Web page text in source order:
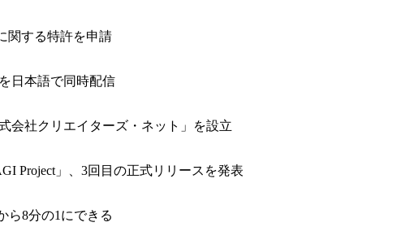
関する特許を申請
日本語で同時配信
会社クリエイターズ・ネット」を設立
Project」、3回目の正式リリースを発表
ら8分の1にできる